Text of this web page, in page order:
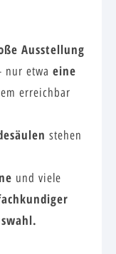
Ausstellung
nur etwa eine
erreichbar
stehen
und viele